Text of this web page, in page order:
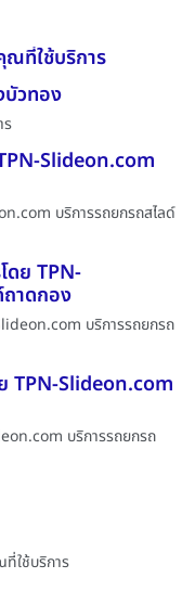
ที่ใช้บริการ
บัวทอง
Slideon.com
บริการรถยกรถสไลด์
ดย TPN-
าดกอง
บริการรถยกรถ
TPN-Slideon.com
บริการรถยกรถ
ใช้บริการ